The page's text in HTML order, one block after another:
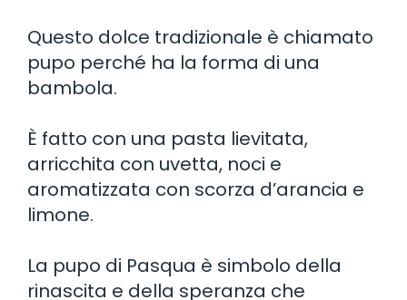
Questo dolce tradizionale è chiamato
pupo perché ha la forma di una
bambola.
È fatto con una pasta lievitata,
arricchita con uvetta, noci e
aromatizzata con scorza d’arancia e
limone.
La pupo di Pasqua è simbolo della
rinascita e della speranza che